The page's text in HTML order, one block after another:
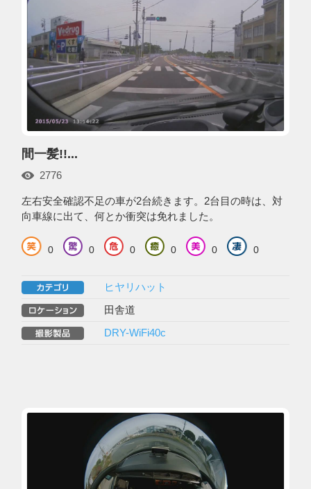
間一髪!!...
2776
左右安全確認不足の車が2台続きます。2台目の時は、対
向車線に出て、何とか衝突は免れました。
0 0 0 0 0 0
ヒヤリハット
田舎道
DRY-WiFi40c